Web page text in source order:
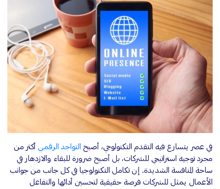
في عصر يتسارع فيه التقدم التكنولوجي، أصبح التواجد الرقمي أكثر من
مجرد توجيه استراتيجي للشركات، بل أصبح ضرورة للبقاء والازدهار في
ساحة المنافسة الشديدة. إن تكامل التكنولوجيا في كل جانب من جوانب
الأعمال يمثل للشركات فرصة حقيقية لتحسين أدائها والتفاعل